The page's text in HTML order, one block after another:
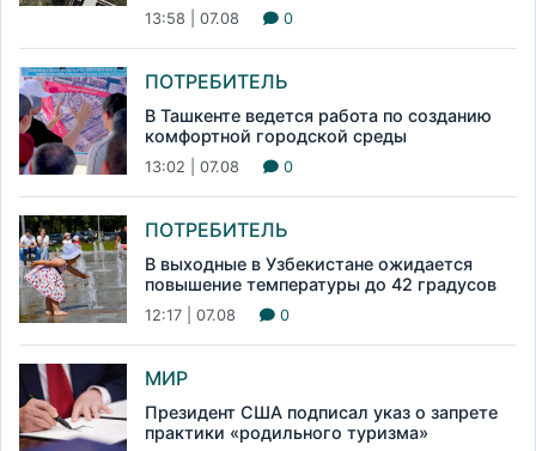
13:58 | 07.08 0
ПОТРЕБИТЕЛЬ
В Ташкенте ведется работа по созданию
комфортной городской среды
13:02 | 07.08 0
ПОТРЕБИТЕЛЬ
В выходные в Узбекистане ожидается
повышение температуры до 42 градусов
12:17 | 07.08 0
МИР
Президент США подписал указ о запрете
практики «родильного туризма»